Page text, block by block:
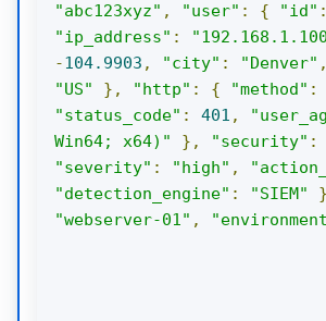
"abc123xyz" , "user" : { "id" :
"ip_address" :
-104.9903 , "city" : "Denver" ,
"US"
}, "http" : { "method" :
"status_code" : 401 ,
Win64; x64)"
}, "security" :
"severity" : "high" ,
"detection_engine" : "SIEM"
"webserver-01" ,